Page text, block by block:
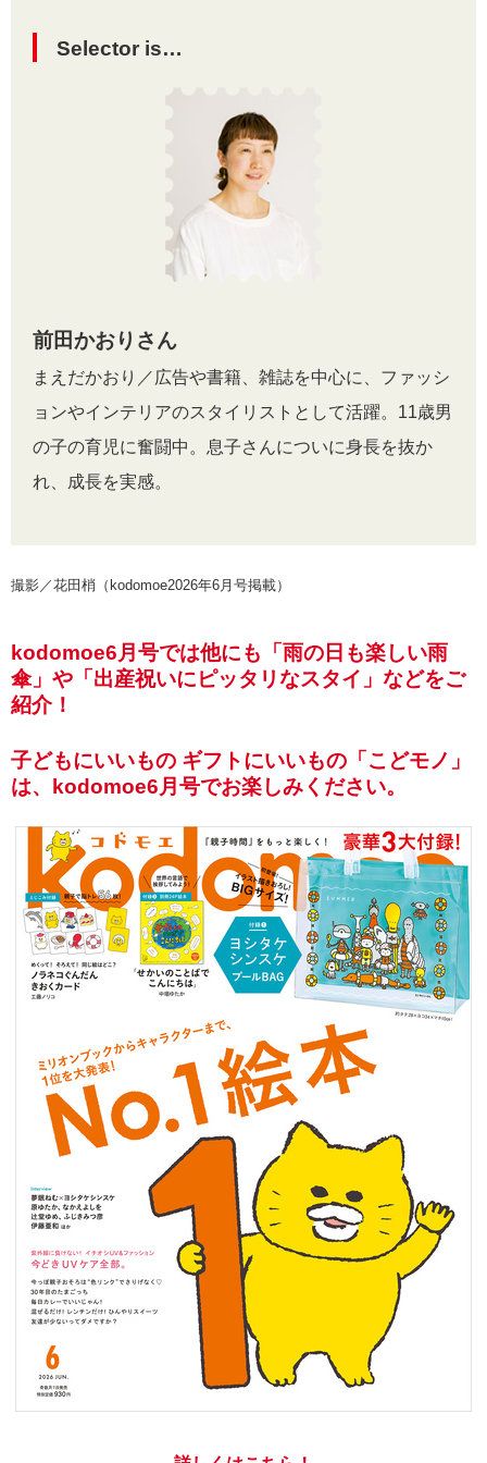
Selector is…
前田かおりさん
まえだかおり／広告や書籍、雑誌を中心に、ファッシ
ョンやインテリアのスタイリストとして活躍。11歳男
の子の育児に奮闘中。息子さんについに身長を抜か
れ、成長を実感。
撮影／花田梢（kodomoe2026年6月号掲載）
kodomoe6月号では他にも「雨の日も楽しい雨
傘」や「出産祝いにピッタリなスタイ」などをご
紹介！
子どもにいいもの ギフトにいいもの「こどモノ」
は、kodomoe6月号でお楽しみください。